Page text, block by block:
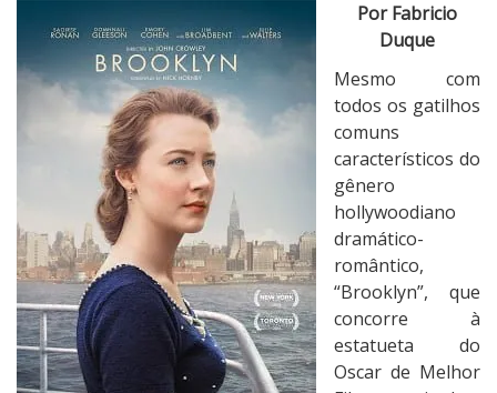
í
B
r
o
o
k
l
y
Por Fabricio
Duque
Mesmo com
todos os gatilhos
comuns
característicos do
gênero
hollywoodiano
dramático-
romântico,
“Brooklyn”, que
concorre à
estatueta do
Oscar de Melhor